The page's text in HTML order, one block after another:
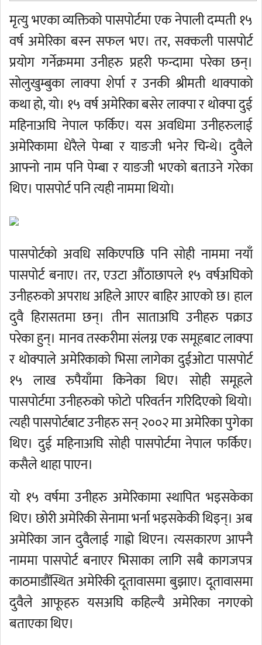
मृत्यु भएका व्यक्तिको पासपोर्टमा एक नेपाली दम्पती १५
वर्ष अमेरिका बस्न सफल भए। तर, सक्कली पासपोर्ट
प्रयोग गर्नेक्रममा उनीहरु प्रहरी फन्दामा परेका छन्।
सोलुखुम्बुका लाक्पा शेर्पा र उनकी श्रीमती थाक्पाको
कथा हो, यो। १५ वर्ष अमेरिका बसेर लाक्पा र थोक्पा दुई
महिनाअघि नेपाल फर्किए। यस अवधिमा उनीहरुलाई
अमेरिकामा धेरैले पेम्बा र याङजी भनेर चिन्थे। दुवैले
आफ्नो नाम पनि पेम्बा र याङजी भएको बताउने गरेका
थिए। पासपोर्ट पनि त्यही नाममा थियो।
पासपोर्टको अवधि सकिएपछि पनि सोही नाममा नयाँ
पासपोर्ट बनाए। तर, एउटा औंठाछापले १५ वर्षअघिको
उनीहरुको अपराध अहिले आएर बाहिर आएको छ। हाल
दुवै हिरासतमा छन्। तीन साताअघि उनीहरु पक्राउ
परेका हुन्। मानव तस्करीमा संलग्न एक समूहबाट लाक्पा
र थोक्पाले अमेरिकाको भिसा लागेका दुईओटा पासपोर्ट
१५ लाख रुपैयाँमा किनेका थिए। सोही समूहले
पासपोर्टमा उनीहरुको फोटो परिवर्तन गरिदिएको थियो।
त्यही पासपोर्टबाट उनीहरु सन् २००२ मा अमेरिका पुगेका
थिए। दुई महिनाअघि सोही पासपोर्टमा नेपाल फर्किए।
कसैले थाहा पाएन।
यो १५ वर्षमा उनीहरु अमेरिकामा स्थापित भइसकेका
थिए। छोरी अमेरिकी सेनामा भर्ना भइसकेकी थिइन्। अब
अमेरिका जान दुवैलाई गाह्रो थिएन। त्यसकारण आफ्नै
नाममा पासपोर्ट बनाएर भिसाका लागि सबै कागजपत्र
काठमाडौंस्थित अमेरिकी दूतावासमा बुझाए। दूतावासमा
दुवैले आफूहरु यसअघि कहिल्यै अमेरिका नगएको
बताएका थिए।